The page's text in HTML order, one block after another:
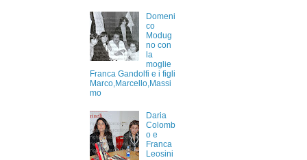
Domeni
co
Modug
no con
la
moglie
Franca Gandolfi e i figli
Marco,Marcello,Massi
mo
Daria
Colomb
o e
Franca
Leosini